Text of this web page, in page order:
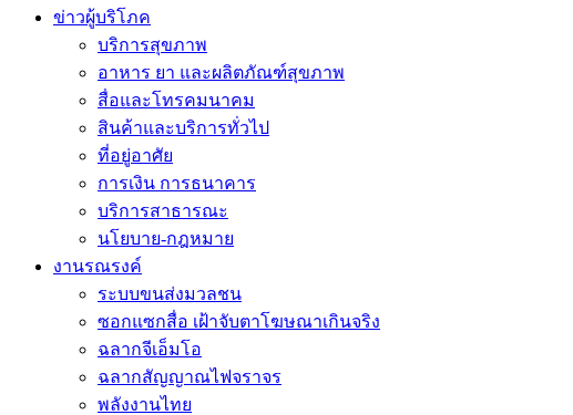
ข่าวผู้บริโภค
บริการสุขภาพ
อาหาร ยา และผลิตภัณฑ์สุขภาพ
สื่อและโทรคมนาคม
สินค้าและบริการทั่วไป
ที่อยู่อาศัย
การเงิน การธนาคาร
บริการสาธารณะ
นโยบาย-กฎหมาย
งานรณรงค์
ระบบขนส่งมวลชน
ซอกแซกสื่อ เฝ้าจับตาโฆษณาเกินจริง
ฉลากจีเอ็มโอ
ฉลากสัญญาณไฟจราจร
พลังงานไทย